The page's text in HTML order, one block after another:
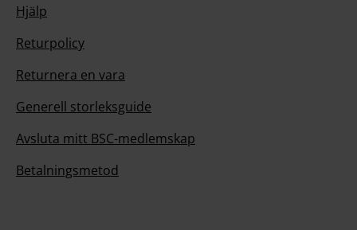
Hjälp
Returpolicy
Returnera en vara
Generell storleksguide
Avsluta mitt BSC-medlemskap
Betalningsmetod